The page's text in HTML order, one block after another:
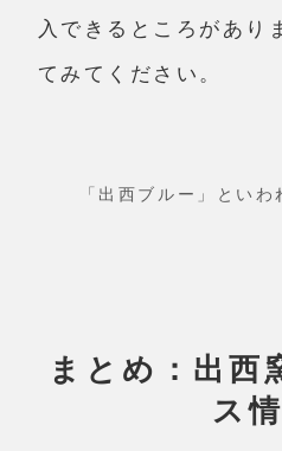
入できるところがあり
てみてください。